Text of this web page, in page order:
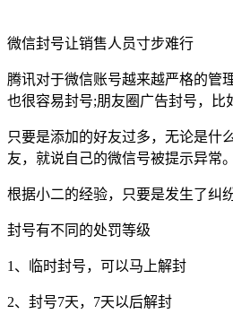
微信封号让销售人员寸步难行
腾讯对于微信账号越来越严格的管
也很容易封号;朋友圈广告封号，比
只要是添加的好友过多，无论是什
友，就说自己的微信号被提示异常
根据小二的经验，只要是发生了纠
封号有不同的处罚等级
1、临时封号，可以马上解封
2、封号7天，7天以后解封